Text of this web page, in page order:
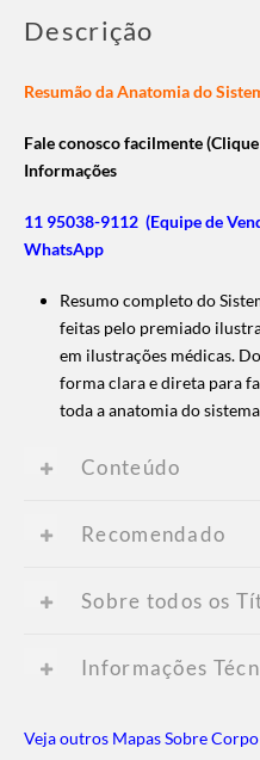
Descrição
Resumão da Anatomia do
Fale conosco facilmente
Informações
11 95038-9112 (Equipe de
WhatsApp
Resumo completo do
feitas pelo premiado
em ilustrações médicas.
forma clara e direta para
toda a anatomia do
Conteúdo
Recomendado
Sobre todos os
Informações
Veja outros Mapas Sobre